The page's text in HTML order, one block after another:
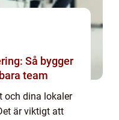
Så bygger
team
och dina lokaler
är viktigt att